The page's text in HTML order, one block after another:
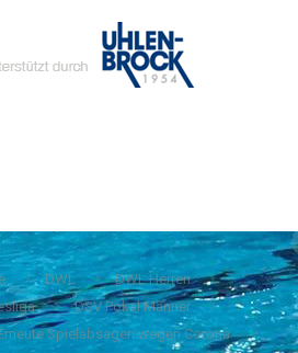
DWL
DWL Herren
DSV Pokal Männer
Spielabsagen wegen Corona